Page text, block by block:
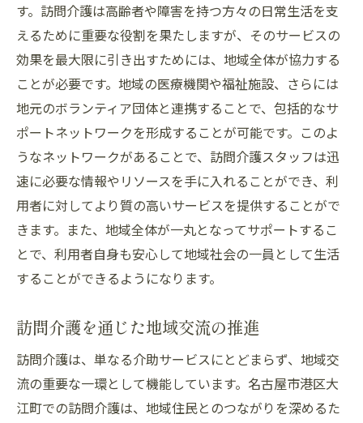
す。訪問介護は高齢者や障害を持つ方々の日常生活を支
えるために重要な役割を果たしますが、そのサービスの
効果を最大限に引き出すためには、地域全体が協力する
ことが必要です。地域の医療機関や福祉施設、さらには
地元のボランティア団体と連携することで、包括的なサ
ポートネットワークを形成することが可能です。このよ
うなネットワークがあることで、訪問介護スタッフは迅
速に必要な情報やリソースを手に入れることができ、利
用者に対してより質の高いサービスを提供することがで
きます。また、地域全体が一丸となってサポートするこ
とで、利用者自身も安心して地域社会の一員として生活
することができるようになります。
訪問介護を通じた地域交流の推進
訪問介護は、単なる介助サービスにとどまらず、地域交
流の重要な一環として機能しています。名古屋市港区大
江町での訪問介護は、地域住民とのつながりを深めるた